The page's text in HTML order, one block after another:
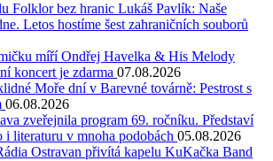
Folklor bez hranic Lukáš Pavlík: Naše
Letos hostíme šest zahraničních souborů
míří Ondřej Havelka & His Melody
koncert je zdarma 07.08.2026
Moře dní v Barevné továrně: Pestrost s
06.08.2026
zveřejnila program 69. ročníku. Představí
i literaturu v mnoha podobách 05.08.2026
Ostravan přivítá kapelu KuKačka Band